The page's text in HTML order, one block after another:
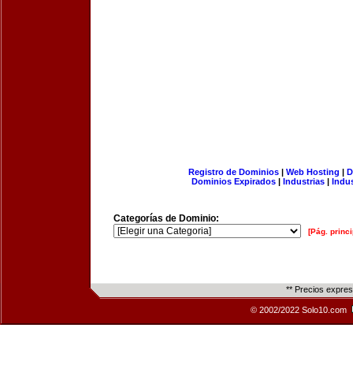
Registro de Dominios| Web Hosting |
Dominios Expirados | Industrias |
Categorías de Dominio:
[Pág.
** Precios
© 2002/2022 Solo10.com